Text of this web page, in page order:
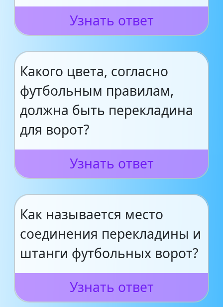
Узнать ответ
Какого цвета, согласно
футбольным правилам,
должна быть перекладина
для ворот?
Узнать ответ
Как называется место
соединения перекладины и
штанги футбольных ворот?
Узнать ответ